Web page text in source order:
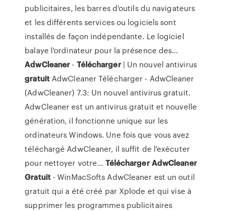
publicitaires, les barres d'outils du navigateurs
et les différents services ou logiciels sont
installés de façon indépendante. Le logiciel
balaye l'ordinateur pour la présence des...
AdwCleaner - Télécharger| Un nouvel antivirus
gratuitAdwCleaner Télécharger - AdwCleaner
(AdwCleaner) 7.3: Un nouvel antivirus gratuit.
AdwCleaner est un antivirus gratuit et nouvelle
génération, il fonctionne unique sur les
ordinateurs Windows. Une fois que vous avez
téléchargé AdwCleaner, il suffit de l'exécuter
pour nettoyer votre... Télécharger AdwCleaner
Gratuit- WinMacSofts AdwCleaner est un outil
gratuit qui a été créé par Xplode et qui vise à
supprimer les programmes publicitaires